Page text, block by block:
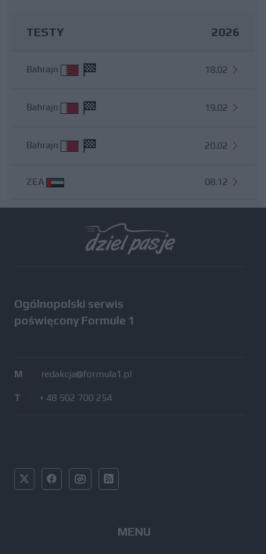
TESTY 2026
Bahrajn 18.02
Bahrajn 19.02
Bahrajn 20.02
ZEA 08.12
Ogólnopolski serwis
poświęcony Formule 1
M / redakcja@formula1.pl
T / + 48 502 700 254
MENU